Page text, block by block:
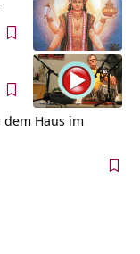
dem Haus im